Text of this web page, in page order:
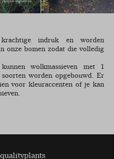
krachtige indruk en worden
onze bomen zodat die volledig
wolkmassieven met 1
worden opgebouwd. Er
voor kleuraccenten of je kan